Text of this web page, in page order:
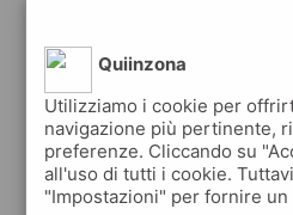
Quiinzona
Utilizziamo i cookie per
navigazione più pertinente,
preferenze. Cliccando su
all'uso di tutti i cookie.
"Impostazioni" per fornire